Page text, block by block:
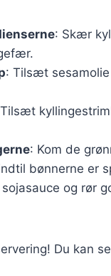
: Skær
: Tilsæt
: Kom de
bønnerne er
og rør
Du kan